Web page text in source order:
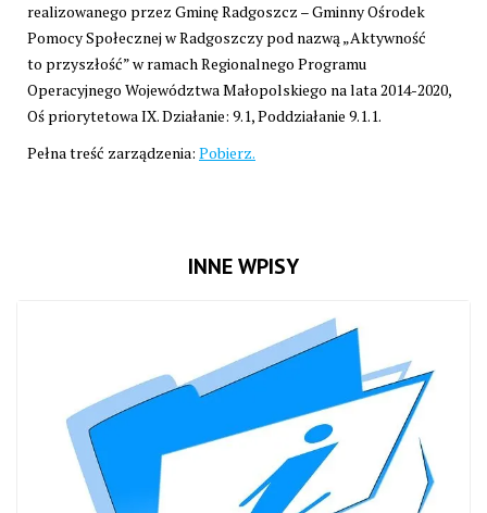
realizowanego przez Gminę Radgoszcz – Gminny Ośrodek
Pomocy Społecznej w Radgoszczy pod nazwą „Aktywność
to przyszłość” w ramach Regionalnego Programu
Operacyjnego Województwa Małopolskiego na lata 2014-2020,
Oś priorytetowa IX. Działanie: 9.1, Poddziałanie 9.1.1.
Pełna treść zarządzenia: Pobierz.
INNE WPISY